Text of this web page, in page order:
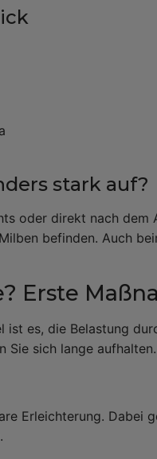
stark auf?
oder direkt nach dem
befinden. Auch
Erste
es, die Belastung
Sie sich lange aufhalten.
Erleichterung. Dabei